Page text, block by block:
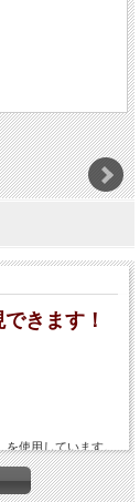
きます！
使用しています。